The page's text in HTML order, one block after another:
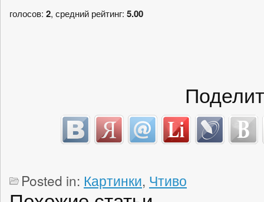
голосов: 2, средний рейтинг: 5.00
Posted in: Картинки, Чтиво